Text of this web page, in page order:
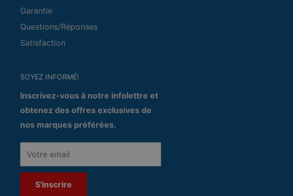
Garantie
Questions/Réponses
Satisfaction
SOYEZ INFORMÉ!
Inscrivez-vous à notre infolettre et
obtenez des offres exclusives de
nos marques préférées.
Votre email
S'inscrire